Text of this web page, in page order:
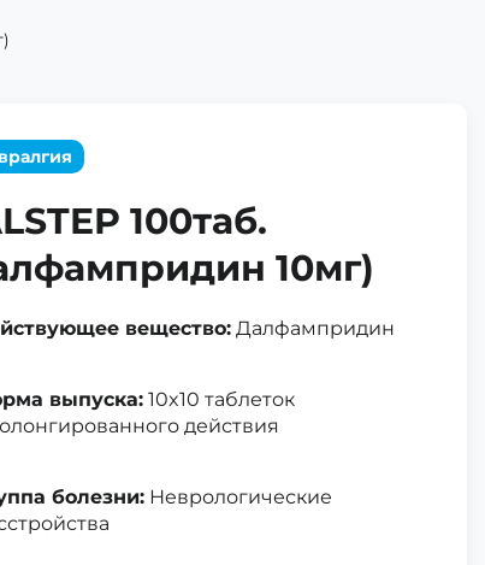
100таб.
10мг)
вещество: Далфампридин
выпуска: 10x10 таблеток
действия
болезни: Неврологические